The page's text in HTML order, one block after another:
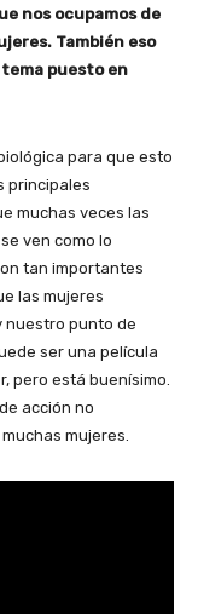
nos ocupamos de
También eso
puesto en
para que esto
principales
muchas veces las
ven como lo
tan importantes
las mujeres
nuestro punto de
ser una película
pero está buenísimo.
acción no
mujeres.